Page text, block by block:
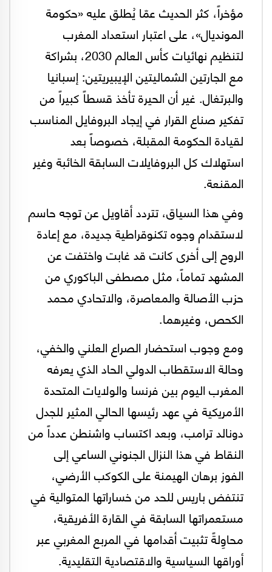
مؤخراً، كثر الحديث عمّا يُطلق عليه «حكومة
المونديال»، على اعتبار استعداد المغرب
لتنظيم نهائيات كأس العالم 2030، بشراكة
مع الجارتين الشماليتين الإيبيريتين: إسبانيا
والبرتغال. غير أن الحيرة تأخذ قسطاً كبيراً من
تفكير صناع القرار في إيجاد البروفايل المناسب
لقيادة الحكومة المقبلة، خصوصاً بعد
استهلاك كل البروفايلات السابقة الخائبة وغير
المقنعة.
وفي هذا السياق، تتردد أقاويل عن توجه حاسم
لاستقدام وجوه تكنوقراطية جديدة، مع إعادة
الروح إلى أخرى كانت قد غابت واختفت عن
المشهد تماماً، مثل مصطفى الباكوري من
حزب الأصالة والمعاصرة، والاتحادي محمد
الكحص، وغيرهما.
ومع وجوب استحضار الصراع العلني والخفي،
وحالة الاستقطاب الدولي الحاد الذي يعرفه
المغرب اليوم بين فرنسا والولايات المتحدة
الأمريكية في عهد رئيسها الحالي المثير للجدل
دونالد ترامب، وبعد اكتساب واشنطن عدداً من
النقاط في هذا النزال الجنوني الساعي إلى
الفوز برهان الهيمنة على الكوكب الأرضي،
تنتفض باريس للحد من خساراتها المتوالية في
مستعمراتها السابقة في القارة الأفريقية،
محاوِلةً تثبيت أقدامها في المربع المغربي عبر
أوراقها السياسية والاقتصادية التقليدية.